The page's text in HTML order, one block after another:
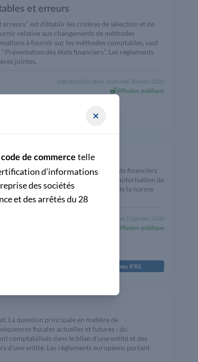
et erreurs
est d’établir les critères de sélection et de
relative aux changements de méthodes
à fournir sur les méthodes comptables, sauf
des états financiers". Les règlements
jointes.
Date de publication : mercredi 30 mars 2022
diffusion publique
quand une entité doit ajuster ses états financiers
doit fournir concernant la date de l'autorisation de
européens portant adoption de la norme
Date de publication : lundi 13 janvier 2020
diffusion publique
Normes IFRS
La question principale en matière de
fiscales actuelles et futures : du
comptabilisés dans le bilan d'une entité et des
d'une entité. Les règlements européens portant
de commerce telle
d’informations
des sociétés
et des arrêtés du 28